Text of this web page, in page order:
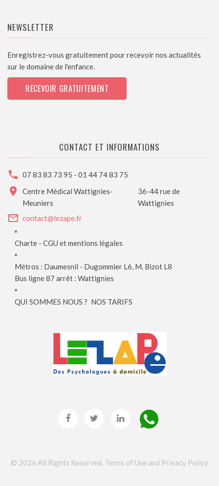
NEWSLETTER
Enregistrez-vous gratuitement pour recevoir nos actualités
sur le domaine de l'enfance.
RECEVOIR GRATUITEMENT
CONTACT ET INFORMATIONS
07 83 83 73 95 - 01 44 74 83 75
Centre Médical Wattignies-
Meuniers
36-44 rue de
Wattignies
contact@lezape.fr
Charte - CGU et mentions légales
Métros : Daumesnil - Dugommier L6, M. Bizot L8
Bus ligne 87 arrêt : Wattignies
QUI SOMMES NOUS ? NOS TARIFS
© 2026 All Rights Reserved. Terms of Use and Privacy Policy